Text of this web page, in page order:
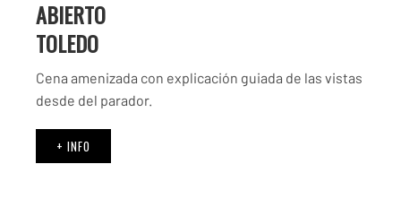
ABIERTO
TOLEDO
Cena amenizada con explicación guiada de las vistas
desde del parador.
+ INFO